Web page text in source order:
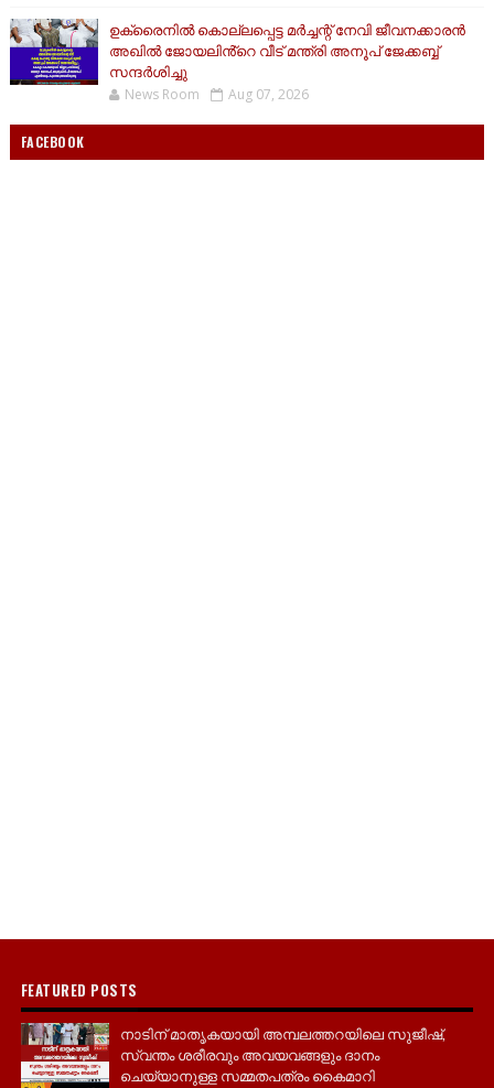
ഉക്രൈനിൽ കൊല്ലപ്പെട്ട മർച്ചന്റ് നേവി ജീവനക്കാരൻ
അഖിൽ ജോയലിൻ്റെ വീട് മന്ത്രി അനൂപ് ജേക്കബ്ബ്
സന്ദർശിച്ചു
News Room Aug 07, 2026
FACEBOOK
FEATURED POSTS
നാടിന് മാതൃകയായി അമ്പലത്തറയിലെ സുജീഷ്,
സ്വന്തം ശരീരവും അവയവങ്ങളും ദാനം
ചെയ്യാനുള്ള സമ്മതപത്രം കൈമാറി